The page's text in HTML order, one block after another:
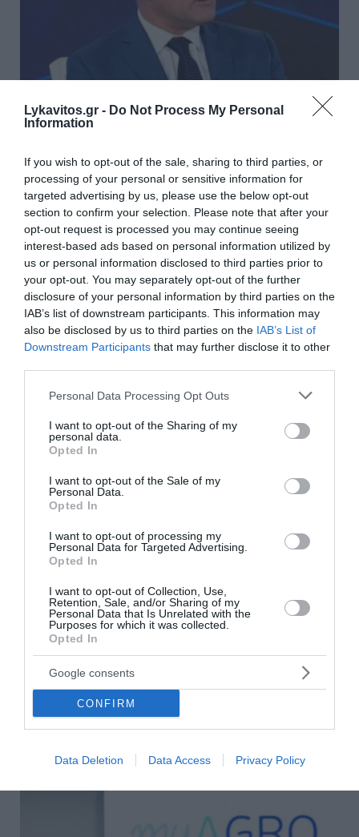
Lykavitos.gr - Do Not Process My Personal
Information
If you wish to opt-out of the sale, sharing to third parties, or
processing of your personal or sensitive information for
targeted advertising by us, please use the below opt-out
section to confirm your selection. Please note that after your
opt-out request is processed you may continue seeing
interest-based ads based on personal information utilized by
us or personal information disclosed to third parties prior to
your opt-out. You may separately opt-out of the further
disclosure of your personal information by third parties on the
IAB’s list of downstream participants. This information may
also be disclosed by us to third parties on the IAB’s List of
Downstream Participants that may further disclose it to other
Please note that this website/app uses one or more Google
not limited to your visit or usage behaviour. You may click to
grant or deny consent to Google and its third-party tags to
use your data for below specified purposes in below Google
consent section.
Personal Data Processing Opt Outs
I want to opt-out of the Sharing of my
personal data.
Opted In
I want to opt-out of the Sale of my
Personal Data.
Opted In
I want to opt-out of processing my
Personal Data for Targeted Advertising.
Opted In
I want to opt-out of Collection, Use,
Retention, Sale, and/or Sharing of my
Personal Data that Is Unrelated with the
Purposes for which it was collected.
Opted In
Google consents
CONFIRM
Data Deletion Data Access Privacy Policy
«Σπιτάκια Ανακύκλωσης»: «Διαβάστε όλα τα
επίσημα έγγραφα και όχι όσα σας βολεύουν»
Με εκτενή ανάρτησή του στα μέσα κοινωνικής
δικτύωσης, ο υπουργός Υγείας Άδωνις Γεωργιάδης
απαντά στην ανακοίνωση του ΠΑΣΟΚ και του
εκπροσώπου Τύπου του κόμματος, Κώστα Τσουκαλά,
σχ...
06 Αυγούστου 2026
Μητσοτάκης: Η παραγωγική Ελλάδα
βρίσκεται στον πυρήνα της οικονομικής μας
πολιτικής
Νέο πλαίσιο για την ενίσχυση της ελληνικής βιομηχανίας
και της μεταποίησης παρουσιάστηκε στη συνεδρίαση της
Κυβερνητικής Επιτροπής Βιομηχανίας υπό τον Κυριάκο
Μητσοτάκη. Στόχος...
06 Αυγούστου 2026